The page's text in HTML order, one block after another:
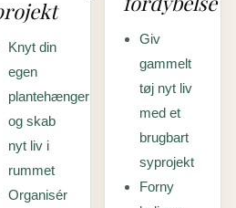
Knyt din
egen
plantehænger
og skab
nyt liv i
rummet
Organisér
Giv
gammelt
tøj nyt liv
med et
brugbart
syprojekt
Forny